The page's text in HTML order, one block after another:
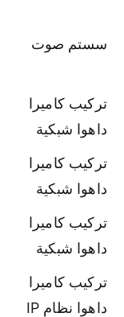
سستم صوت
تركيب كاميرا
داهوا شبكية
تركيب كاميرا
داهوا شبكية
تركيب كاميرا
داهوا شبكية
تركيب كاميرا
داهوا نظام IP